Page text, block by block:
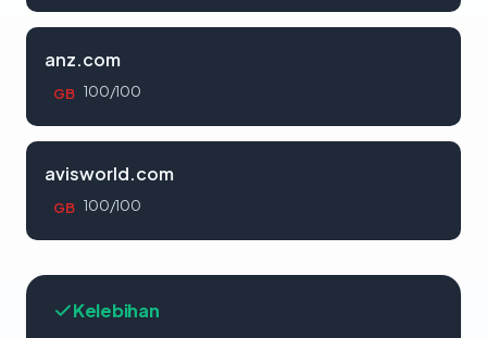
anz.com
GB 100/100
avisworld.com
GB 100/100
Kelebihan